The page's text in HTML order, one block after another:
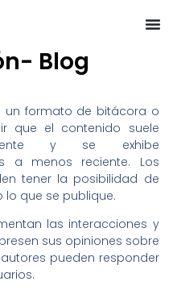
Blog
un formato de bitácora o
que el contenido suele
y se exhibe
a menos reciente. Los
tener la posibilidad de
que se publique.
las interacciones y
sus opiniones sobre
pueden responder